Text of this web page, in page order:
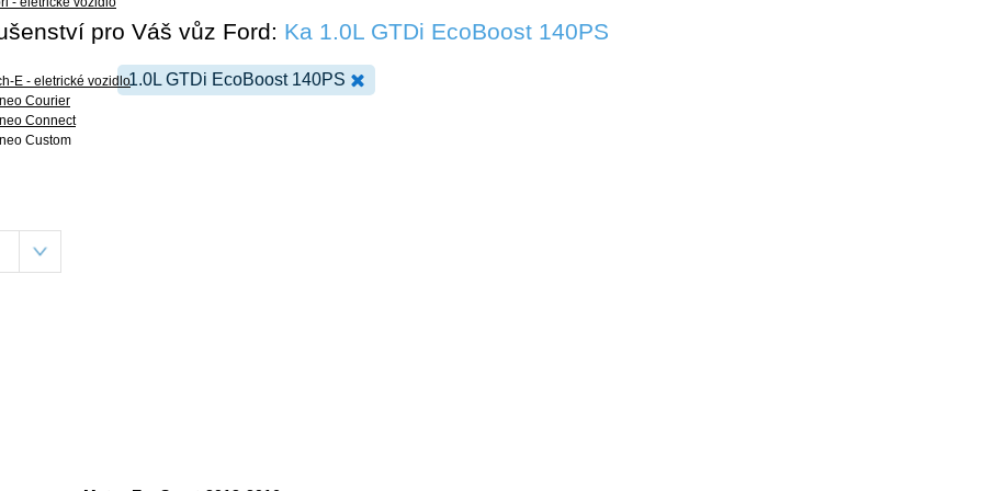
E - eletrické vozidlo
Courier
Connect
Custom
pro Váš vůz Ford: Ka 1.0L GTDi EcoBoost 140PS
1.0L GTDi EcoBoost 140PS